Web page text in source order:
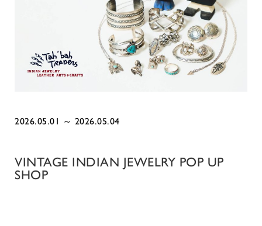
2026.05.01 ～ 2026.05.04
VINTAGE INDIAN JEWELRY POP UP
SHOP